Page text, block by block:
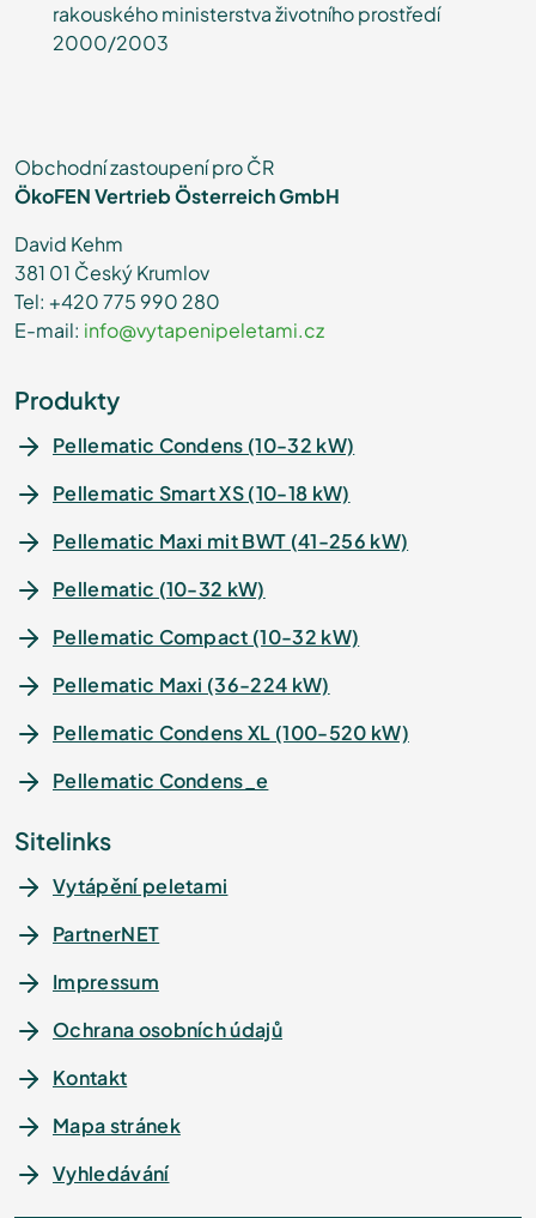
rakouského ministerstva životního prostředí
2000/2003
Obchodní zastoupení pro ČR
ÖkoFEN Vertrieb Österreich GmbH
David Kehm
381 01 Český Krumlov
Tel: +420 775 990 280
E-mail: info@vytapenipeletami.cz
Produkty
Pellematic Condens (10-32 kW)
Pellematic Smart XS (10-18 kW)
Pellematic Maxi mit BWT (41-256 kW)
Pellematic (10-32 kW)
Pellematic Compact (10-32 kW)
Pellematic Maxi (36-224 kW)
Pellematic Condens XL (100-520 kW)
Pellematic Condens_e
Sitelinks
Vytápění peletami
PartnerNET
Impressum
Ochrana osobních údajů
Kontakt
Mapa stránek
Vyhledávání